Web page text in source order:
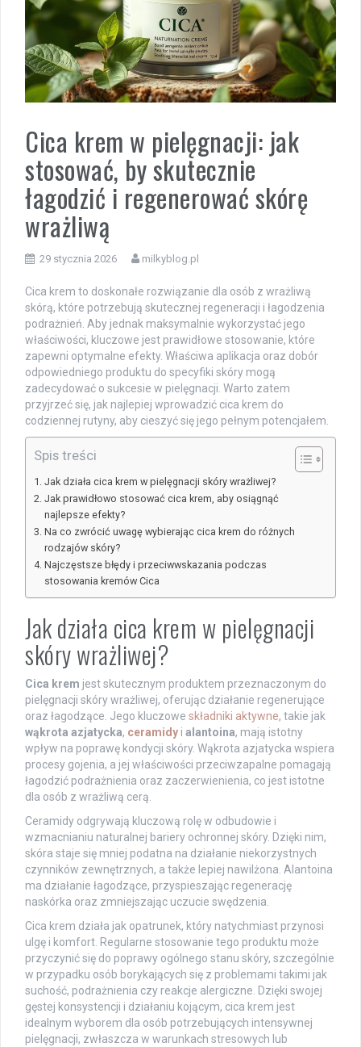
Cica krem w pielęgnacji: jak
stosować, by skutecznie
łagodzić i regenerować skórę
wrażliwą
29 stycznia 2026 milkyblog.pl
Cica krem to doskonałe rozwiązanie dla osób z wrażliwą
skórą, które potrzebują skutecznej regeneracji i łagodzenia
podrażnień. Aby jednak maksymalnie wykorzystać jego
właściwości, kluczowe jest prawidłowe stosowanie, które
zapewni optymalne efekty. Właściwa aplikacja oraz dobór
odpowiedniego produktu do specyfiki skóry mogą
zadecydować o sukcesie w pielęgnacji. Warto zatem
przyjrzeć się, jak najlepiej wprowadzić cica krem do
codziennej rutyny, aby cieszyć się jego pełnym potencjałem.
Spis treści
Jak działa cica krem w pielęgnacji skóry wrażliwej?
Jak prawidłowo stosować cica krem, aby osiągnąć
najlepsze efekty?
Na co zwrócić uwagę wybierając cica krem do różnych
rodzajów skóry?
Najczęstsze błędy i przeciwwskazania podczas
stosowania kremów Cica
Jak działa cica krem w pielęgnacji
skóry wrażliwej?
Cica krem jest skutecznym produktem przeznaczonym do
pielęgnacji skóry wrażliwej, oferując działanie regenerujące
oraz łagodzące. Jego kluczowe składniki aktywne, takie jak
wąkrota azjatycka, ceramidy i alantoina, mają istotny
wpływ na poprawę kondycji skóry. Wąkrota azjatycka wspiera
procesy gojenia, a jej właściwości przeciwzapalne pomagają
łagodzić podrażnienia oraz zaczerwienienia, co jest istotne
dla osób z wrażliwą cerą.
Ceramidy odgrywają kluczową rolę w odbudowie i
wzmacnianiu naturalnej bariery ochronnej skóry. Dzięki nim,
skóra staje się mniej podatna na działanie niekorzystnych
czynników zewnętrznych, a także lepiej nawilżona. Alantoina
ma działanie łagodzące, przyspieszając regenerację
naskórka oraz zmniejszając uczucie swędzenia.
Cica krem działa jak opatrunek, który natychmiast przynosi
ulgę i komfort. Regularne stosowanie tego produktu może
przyczynić się do poprawy ogólnego stanu skóry, szczególnie
w przypadku osób borykających się z problemami takimi jak
suchość, podrażnienia czy reakcje alergiczne. Dzięki swojej
gęstej konsystencji i działaniu kojącym, cica krem jest
idealnym wyborem dla osób potrzebujących intensywnej
pielęgnacji, zwłaszcza w warunkach stresowych lub